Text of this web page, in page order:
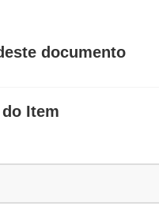
documento
Item